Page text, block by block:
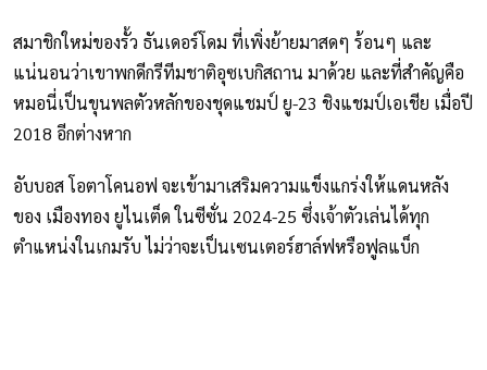
สมาชิกใหม่ของรั้ว ธันเดอร์โดม ที่เพิ่งย้ายมาสดๆ ร้อนๆ และ
แน่นอนว่าเขาพกดีกรีทีมชาติอุซเบกิสถาน มาด้วย และที่สำคัญคือ
หมอนี่เป็นขุนพลตัวหลักของชุดแชมป์ ยู-23 ชิงแชมป์เอเชีย เมื่อปี
2018 อีกต่างหาก
อับบอส โอตาโคนอฟ จะเข้ามาเสริมความแข็งแกร่งให้แดนหลัง
ของ เมืองทอง ยูไนเต็ด ในซีซั่น 2024-25 ซึ่งเจ้าตัวเล่นได้ทุก
ตำแหน่งในเกมรับ ไม่ว่าจะเป็นเซนเตอร์ฮาล์ฟหรือฟูลแบ็ก